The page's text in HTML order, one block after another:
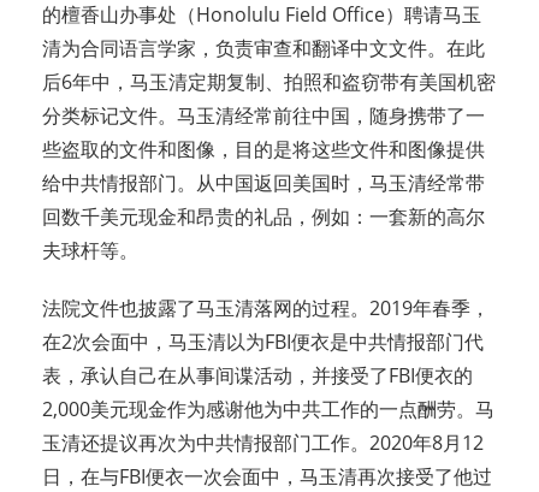
的檀香山办事处（Honolulu Field Office）聘请马玉
清为合同语言学家，负责审查和翻译中文文件。在此
后6年中，马玉清定期复制、拍照和盗窃带有美国机密
分类标记文件。马玉清经常前往中国，随身携带了一
些盗取的文件和图像，目的是将这些文件和图像提供
给中共情报部门。从中国返回美国时，马玉清经常带
回数千美元现金和昂贵的礼品，例如：一套新的高尔
夫球杆等。
法院文件也披露了马玉清落网的过程。2019年春季，
在2次会面中，马玉清以为FBI便衣是中共情报部门代
表，承认自己在从事间谍活动，并接受了FBI便衣的
2,000美元现金作为感谢他为中共工作的一点酬劳。马
玉清还提议再次为中共情报部门工作。2020年8月12
日，在与FBI便衣一次会面中，马玉清再次接受了他过